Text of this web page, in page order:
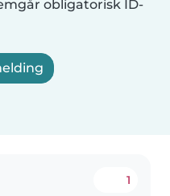
obligatorisk ID-
1